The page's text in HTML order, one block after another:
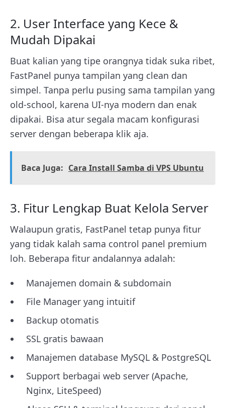
2. User Interface yang Kece &
Mudah Dipakai
Buat kalian yang tipe orangnya tidak suka ribet,
FastPanel punya tampilan yang clean dan
simpel. Tanpa perlu pusing sama tampilan yang
old-school, karena UI-nya modern dan enak
dipakai. Bisa atur segala macam konfigurasi
server dengan beberapa klik aja.
Baca Juga: Cara Install Samba di VPS Ubuntu
3. Fitur Lengkap Buat Kelola Server
Walaupun gratis, FastPanel tetap punya fitur
yang tidak kalah sama control panel premium
loh. Beberapa fitur andalannya adalah:
Manajemen domain & subdomain
File Manager yang intuitif
Backup otomatis
SSL gratis bawaan
Manajemen database MySQL & PostgreSQL
Support berbagai web server (Apache,
Nginx, LiteSpeed)